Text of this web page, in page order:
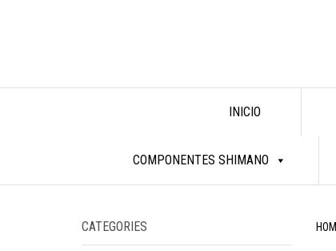
INICIO
COMPONENTES SHIMANO
CATEGORIES